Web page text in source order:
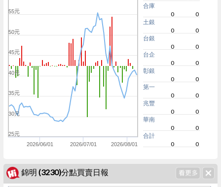
2026/06/01 2026/07/01 2026/08/01
25元
30元
35元
40元
45元
50元
55元
合庫
0
0
土銀
0
0
台銀
0
0
台企
0
0
彰銀
0
0
第一
0
0
兆豐
0
0
華南
0
0
合計
0
0
錦明 (3230)分點買賣日報